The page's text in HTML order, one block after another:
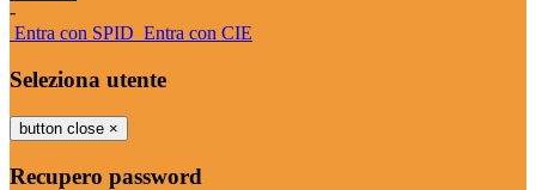
-
Entra con SPID Entra con CIE
Seleziona utente
button close ×
Recupero password